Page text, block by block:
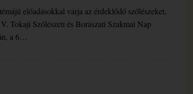
előadásokkal várja az érdeklődő szőlészeket,
Tokaji Szőlészeti és Borászati Szakmai Nap
a 6…